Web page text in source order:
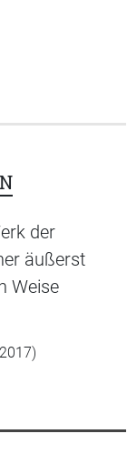
der
äußerst
Weise